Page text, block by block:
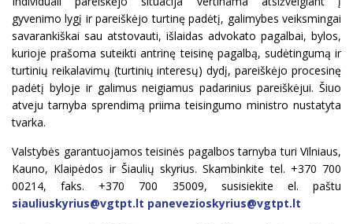
gyvenimo lygį ir pareiškėjo turtinę padėtį, galimybes veiksmingai
savarankiškai sau atstovauti, išlaidas advokato pagalbai, bylos,
kurioje prašoma suteikti antrinę teisinę pagalbą, sudėtingumą ir
turtinių reikalavimų (turtinių interesų) dydį, pareiškėjo procesinę
padėtį byloje ir galimus neigiamus padarinius pareiškėjui. Šiuo
atveju tarnyba sprendimą priima teisingumo ministro nustatyta
tvarka.
Valstybės garantuojamos teisinės pagalbos tarnyba turi Vilniaus,
Kauno, Klaipėdos ir Šiaulių skyrius. Skambinkite tel. +370 700
00214, faks. +370 700 35009, susisiekite el. paštu
siauliuskyrius@vgtpt.lt panevezioskyrius@vgtpt.lt